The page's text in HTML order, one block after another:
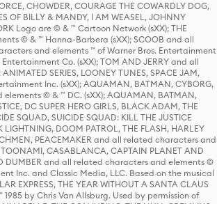
CHOWDER, COURAGE THE COWARDLY DOG,
OF BILLY & MANDY, I AM WEASEL, JOHNNY
Logo are © & ™ Cartoon Network (sXX); THE
© & ™ Hanna-Barbera (sXX); SCOOB and all
and elements ™ of Warner Bros. Entertainment
Co. (sXX); TOM AND JERRY and all
SERIES, LOONEY TUNES, SPACE JAM,
Inc. (sXX); AQUAMAN, BATMAN, CYBORG,
elements © & ™ DC. (sXX); AQUAMAN, BATMAN,
DC SUPER HERO GIRLS, BLACK ADAM, THE
SQUAD, SUICIDE SQUAD: KILL THE JUSTICE
DOOM PATROL, THE FLASH, HARLEY
PEACEMAKER and all related characters and
CASABLANCA, CAPTAIN PLANET AND
DUMBER and all related characters and elements ©
Inc. and Classic Media, LLC. Based on the musical
EXPRESS, THE YEAR WITHOUT A SANTA CLAUS
by Chris Van Allsburg. Used by permission of